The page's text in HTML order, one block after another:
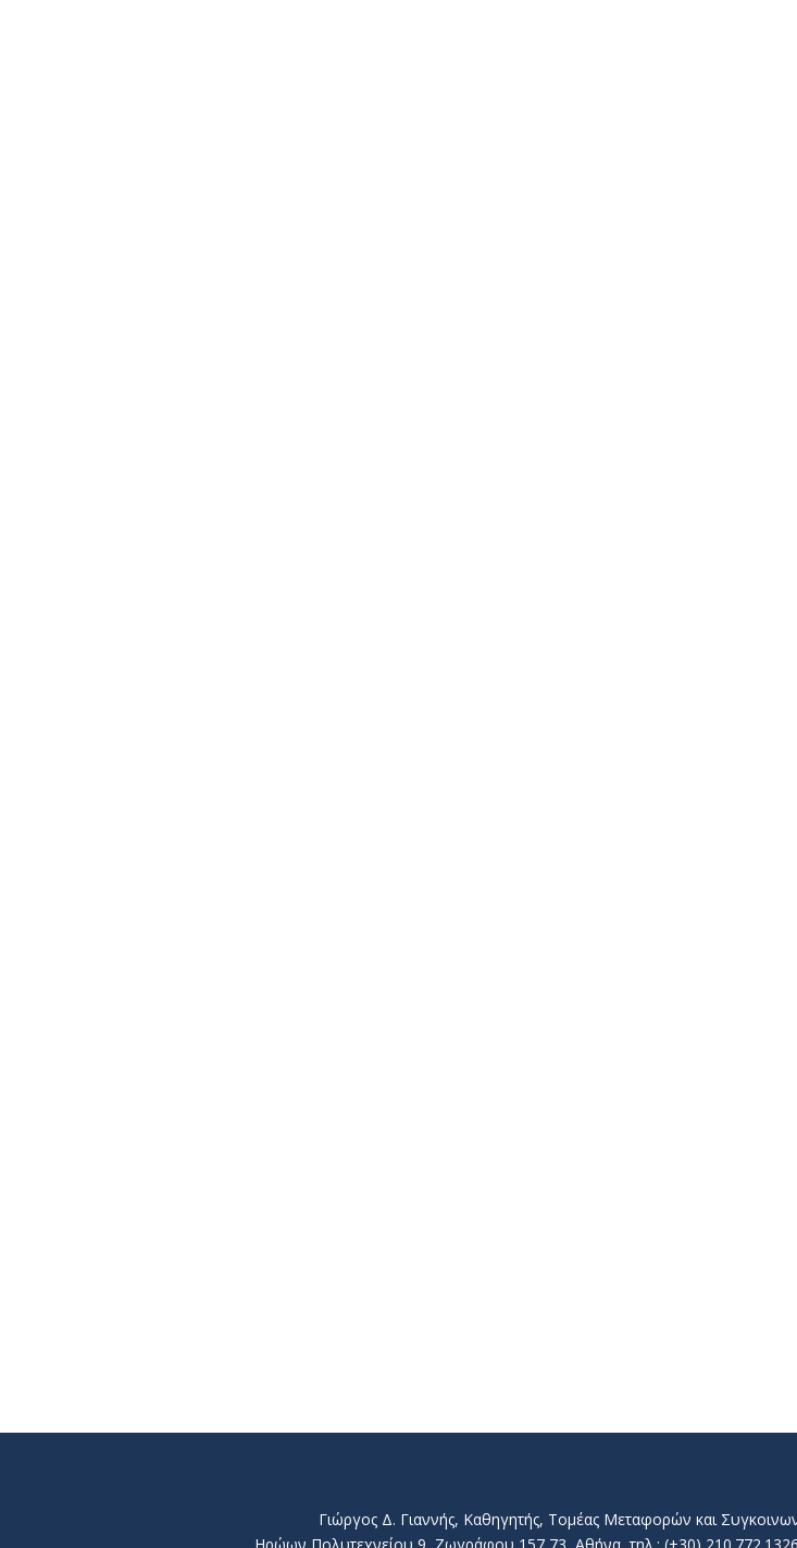
Γιώργος Δ. Γιαννής, Καθηγητής, Τομέας Μεταφορών και